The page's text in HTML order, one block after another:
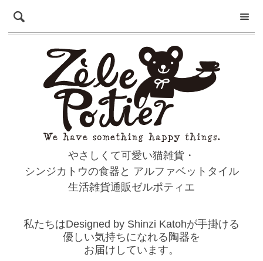
やさしくて可愛い猫雑貨・
シンジカトウの食器と アルファベットタイル
生活雑貨通販ゼルポティエ
私たちはDesigned by Shinzi Katohが手掛ける
優しい気持ちになれる陶器を
お届けしています。